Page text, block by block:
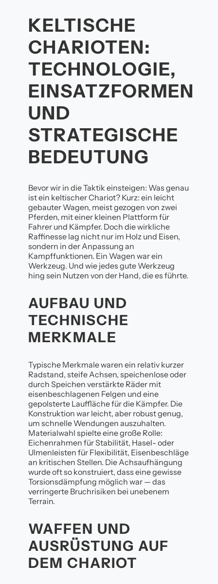
KELTISCHE
CHARIOTEN:
TECHNOLOGIE,
EINSATZFORMEN
UND
STRATEGISCHE
BEDEUTUNG
Bevor wir in die Taktik einsteigen: Was genau
ist ein keltischer Chariot? Kurz: ein leicht
gebauter Wagen, meist gezogen von zwei
Pferden, mit einer kleinen Plattform für
Fahrer und Kämpfer. Doch die wirkliche
Raffinesse lag nicht nur im Holz und Eisen,
sondern in der Anpassung an
Kampffunktionen. Ein Wagen war ein
Werkzeug. Und wie jedes gute Werkzeug
hing sein Nutzen von der Hand, die es führte.
AUFBAU UND
TECHNISCHE
MERKMALE
Typische Merkmale waren ein relativ kurzer
Radstand, steife Achsen, speichenlose oder
durch Speichen verstärkte Räder mit
eisenbeschlagenen Felgen und eine
gepolsterte Lauffläche für die Kämpfer. Die
Konstruktion war leicht, aber robust genug,
um schnelle Wendungen auszuhalten.
Materialwahl spielte eine große Rolle:
Eichenrahmen für Stabilität, Hasel- oder
Ulmenleisten für Flexibilität, Eisenbeschläge
an kritischen Stellen. Die Achsaufhängung
wurde oft so konstruiert, dass eine gewisse
Torsionsdämpfung möglich war — das
verringerte Bruchrisiken bei unebenem
Terrain.
WAFFEN UND
AUSRÜSTUNG AUF
DEM CHARIOT